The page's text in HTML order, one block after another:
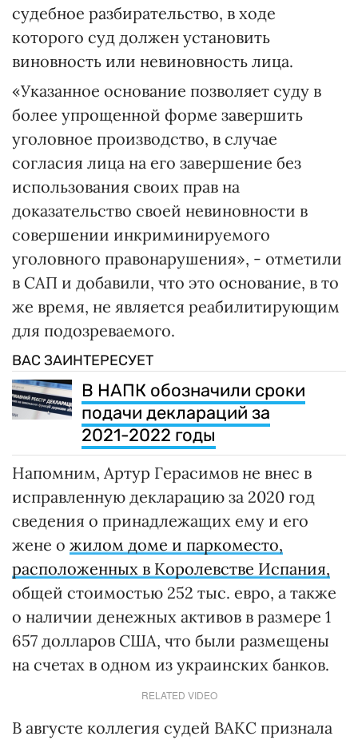
судебное разбирательство, в ходе
которого суд должен установить
виновность или невиновность лица.
«Указанное основание позволяет суду в
более упрощенной форме завершить
уголовное производство, в случае
согласия лица на его завершение без
использования своих прав на
доказательство своей невиновности в
совершении инкриминируемого
уголовного правонарушения», - отметили
в САП и добавили, что это основание, в то
же время, не является реабилитирующим
для подозреваемого.
ВАС ЗАИНТЕРЕСУЕТ
В НАПК обозначили сроки
подачи деклараций за
2021-2022 годы
Напомним, Артур Герасимов не внес в
исправленную декларацию за 2020 год
сведения о принадлежащих ему и его
жене о жилом доме и паркоместо,
расположенных в Королевстве Испания,
общей стоимостью 252 тыс. евро, а также
о наличии денежных активов в размере 1
657 долларов США, что были размещены
на счетах в одном из украинских банков.
RELATED VIDEO
В августе коллегия судей ВАКС признала